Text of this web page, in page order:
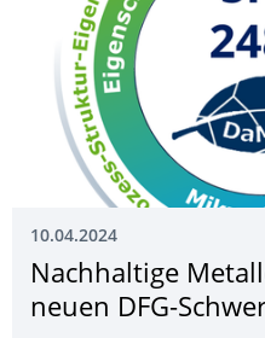
10.04.2024
Nachhaltige
neuen DFG-